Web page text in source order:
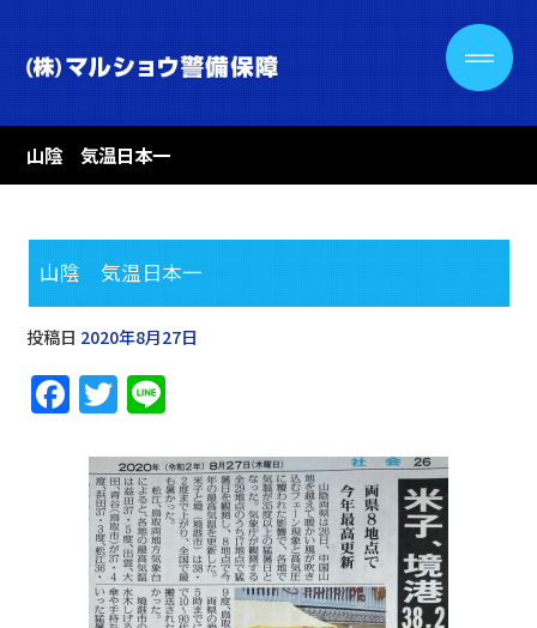
山陰 気温日本一
山陰 気温日本一
投稿日 2020年8月27日
F
c
e
b
T
it
te
r
e